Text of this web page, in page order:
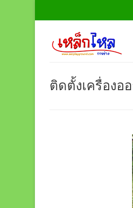
เครื่องออกก
ติดตั้งเครื่องอ